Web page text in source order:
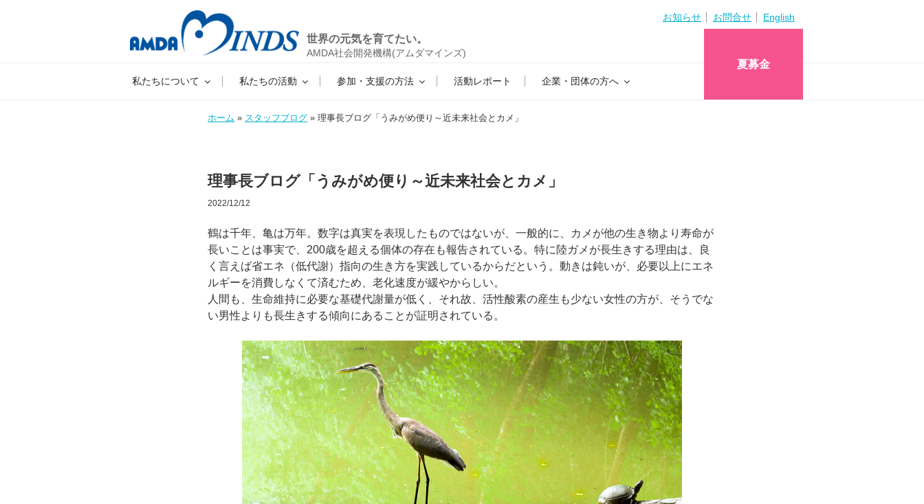
世界の元気を育てたい。
AMDA社会開発機構(アムダマインズ)
お知らせ お問合せ English
私たちについて 私たちの活動 参加・支援の方法 活動レポート 企業・団体の方へ
夏募金
ホーム » スタッフブログ » 理事長ブログ「うみがめ便り～近未来社会とカメ」
理事長ブログ「うみがめ便り～近未来社会とカメ」
2022/12/12
鶴は千年、亀は万年。数字は真実を表現したものではないが、一般的に、カメが他の生き物より寿命が
長いことは事実で、200歳を超える個体の存在も報告されている。特に陸ガメが長生きする理由は、良
く言えば省エネ（低代謝）指向の生き方を実践しているからだという。動きは鈍いが、必要以上にエネ
ルギーを消費しなくて済むため、老化速度が緩やからしい。
人間も、生命維持に必要な基礎代謝量が低く、それ故、活性酸素の産生も少ない女性の方が、そうでな
い男性よりも長生きする傾向にあることが証明されている。